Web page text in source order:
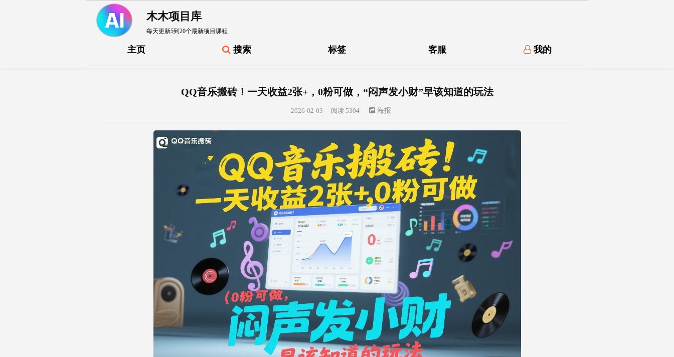
木木项目库
每天更新5到20个最新项目课程
主页 搜索 标签 客服 我的
QQ音乐搬砖！一天收益2张+，0粉可做，“闷声发小财”早该知道的玩法
2026-02-03 阅读 5304 海报